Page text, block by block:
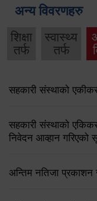
अन्य विवरणहरु
शिक्षा
तर्फ
स्वास्थ्य
तर्फ
सहकारी संस्थाको
सहकारी संस्थाको
निवेदन आव्हान गरिएको
अन्तिम नतिजा प्रकाशन